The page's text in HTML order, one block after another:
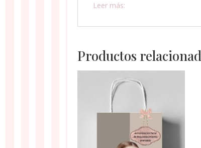
Leer más:
Productos